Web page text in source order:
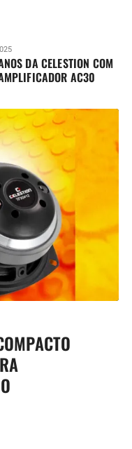
DA CELESTION COM
AC30